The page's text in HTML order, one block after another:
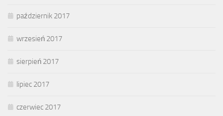
październik 2017
wrzesień 2017
sierpień 2017
lipiec 2017
czerwiec 2017